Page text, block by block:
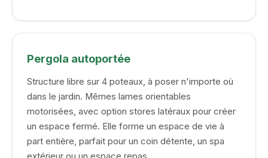
Pergola autoportée
Structure libre sur 4 poteaux, à poser n'importe où
dans le jardin. Mêmes lames orientables
motorisées, avec option stores latéraux pour créer
un espace fermé. Elle forme un espace de vie à
part entière, parfait pour un coin détente, un spa